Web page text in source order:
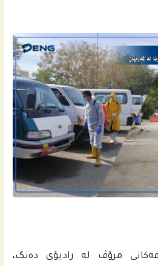
مرۆڤ له‌ رادیۆى ده‌نگ،